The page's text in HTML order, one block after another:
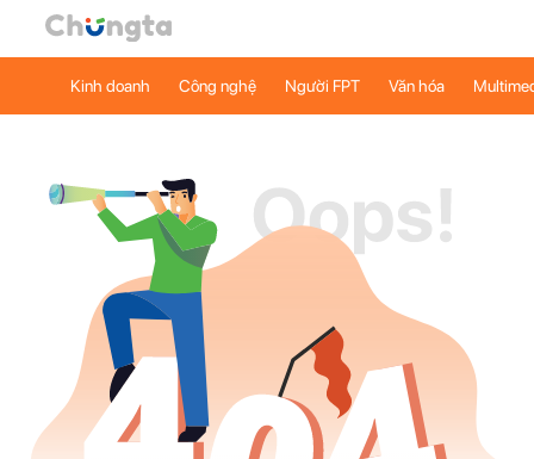
Kinh doanh Công nghệ Người FPT Văn hóa